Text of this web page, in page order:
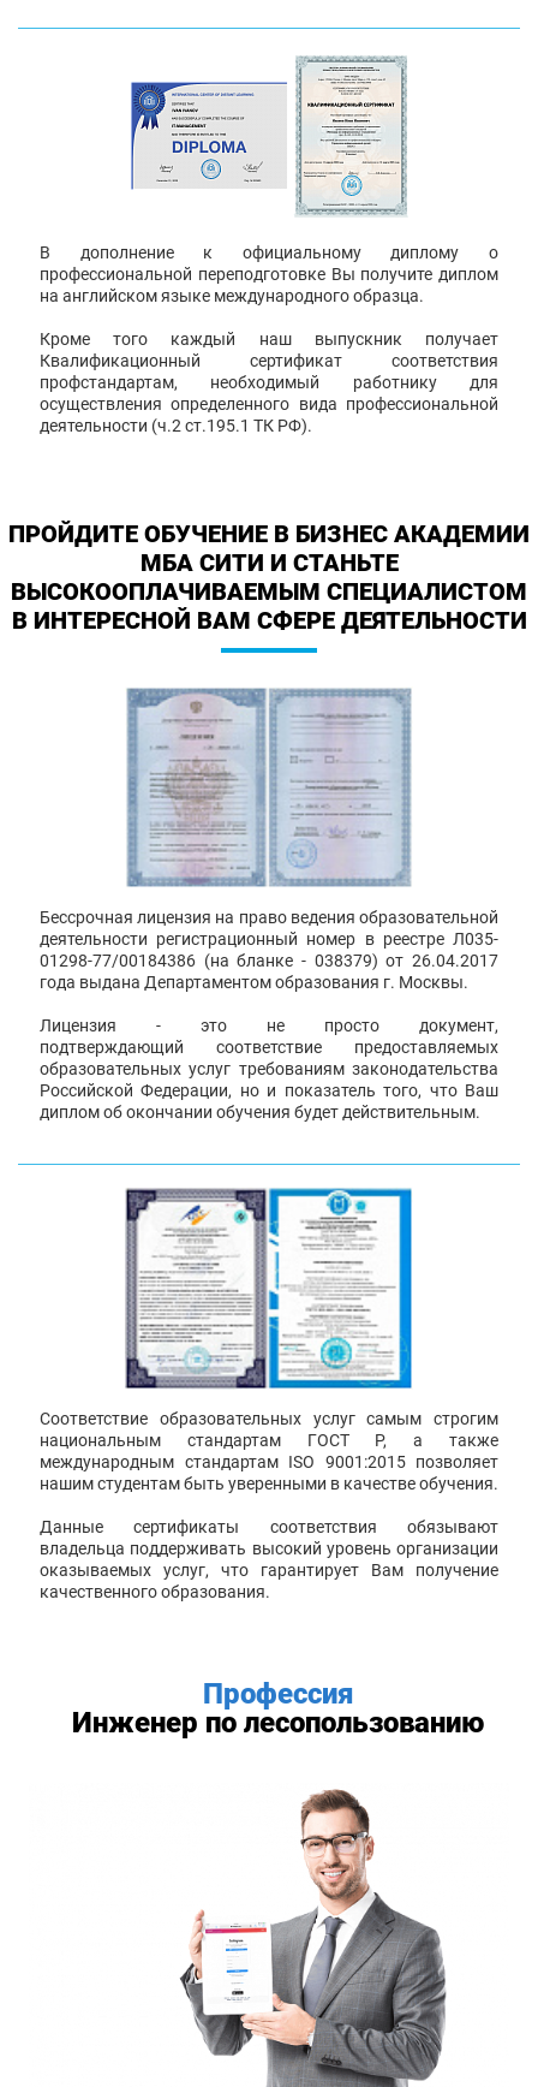
В дополнение к официальному диплому о
профессиональной переподготовке Вы получите диплом
на английском языке международного образца.
Кроме того каждый наш выпускник получает
Квалификационный сертификат соответствия
профстандартам, необходимый работнику для
осуществления определенного вида профессиональной
деятельности (ч.2 ст.195.1 ТК РФ).
ПРОЙДИТЕ ОБУЧЕНИЕ В БИЗНЕС АКАДЕМИИ
МБА СИТИ И СТАНЬТЕ
ВЫСОКООПЛАЧИВАЕМЫМ СПЕЦИАЛИСТОМ
В ИНТЕРЕСНОЙ ВАМ СФЕРЕ ДЕЯТЕЛЬНОСТИ
Бессрочная лицензия на право ведения образовательной
деятельности регистрационный номер в реестре Л035-
01298-77/00184386 (на бланке - 038379) от 26.04.2017
года выдана Департаментом образования г. Москвы.
Лицензия - это не просто документ,
подтверждающий соответствие предоставляемых
образовательных услуг требованиям законодательства
Российской Федерации, но и показатель того, что Ваш
диплом об окончании обучения будет действительным.
Соответствие образовательных услуг самым строгим
национальным стандартам ГОСТ Р, а также
международным стандартам ISO 9001:2015 позволяет
нашим студентам быть уверенными в качестве обучения.
Данные сертификаты соответствия обязывают
владельца поддерживать высокий уровень организации
оказываемых услуг, что гарантирует Вам получение
качественного образования.
Профессия
Инженер по лесопользованию